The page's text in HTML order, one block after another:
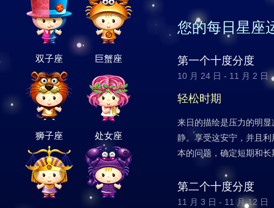
双子座 巨蟹座
狮子座 处女座
您的每日星座
第一个十度分度
10 月 24 日 - 11 月 2 日
轻松时期
来日的描绘是压力的明
静。享受这安宁，并且
本的问题，确定短期和长
第二个十度分度
11 月 3 日 - 11 月 12 日